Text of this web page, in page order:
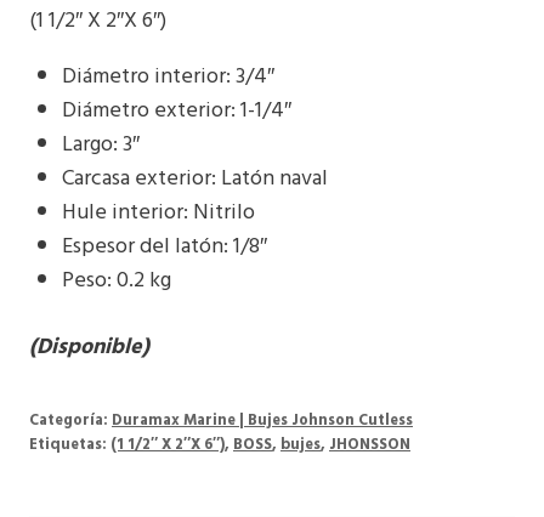
(1 1/2″ X 2″X 6″)
Diámetro interior: 3/4″
Diámetro exterior: 1-1/4″
Largo: 3″
Carcasa exterior: Latón naval
Hule interior: Nitrilo
Espesor del latón: 1/8″
Peso: 0.2 kg
(Disponible)
Categoría: Duramax Marine | Bujes Johnson Cutless
Etiquetas: (1 1/2″ X 2″X 6″), BOSS, bujes, JHONSSON